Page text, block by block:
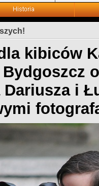
kibiców
i